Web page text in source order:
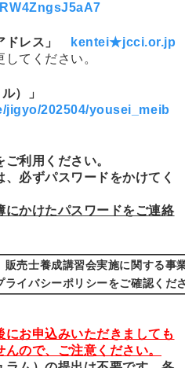
ドレス」
kentei★jcci.or.jp
てください。
）」
jigyo/202504/yousei_meib
利用ください。
必ずパスワードをかけてく
にかけたパスワードをご連絡
販売士養成講習会実施に関する事
イバシーポリシーをご確認くだ
お申込みいただきましても
ので、ご注意ください。